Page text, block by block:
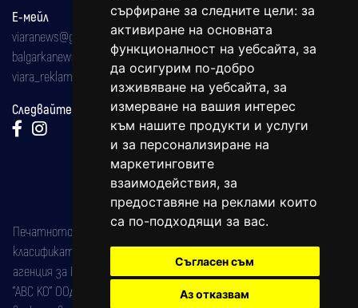
сърфиране за следните цели: за
активиране на основната
функционалност на уебсайта, за
да осигурим по-добро
изживяване на уебсайта, за
измерване на вашия интерес
към нашите продукти и услуги
и за персонализиране на
маркетинговите
взаимодействия, за
предоставяне на реклами които
са по-подходящи за вас.
Съгласен съм
Аз отказвам
Е-мейл
viaranews@gmail.com
balgarkanews@gmail.com
viara_reklama@mail.bg
Следвайте ни:
Печатното издание на вестника е регистрирано в националния
класификатор на печатните издания (Българска национална
агенция за ISSN) под номер: ISSN 1312-4722.
"АВС КО" ООД е притежател на марката: Вяра информационен